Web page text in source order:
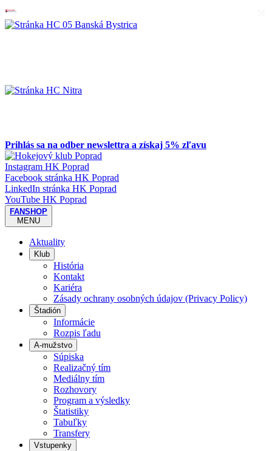
Prihlás sa na odber newslettra a získaj 5% zľavu
Instagram HK Poprad
Facebook stránka HK Poprad
LinkedIn stránka HK Poprad
YouTube HK Poprad
FANSHOP
MENU
Aktuality
Klub
História
Kontakt
Kariéra
Zásady ochrany osobných údajov (Privacy Policy)
Štadión
Informácie
Rozpis ľadu
A-mužstvo
Súpiska
Realizačný tím
Mediálny tím
Rozhovory
Program a výsledky
Štatistiky
Tabuľky
Transfery
Vstupenky